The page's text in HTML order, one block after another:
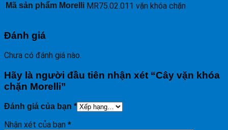
Mã sản phẩm Morelli MR75.02.011 vặn khóa chặn
Đánh giá
Chưa có đánh giá nào.
Hãy là người đầu tiên nhận xét “Cây vặn khóa
chặn Morelli”
Đánh giá của bạn *
Nhận xét của bạn *